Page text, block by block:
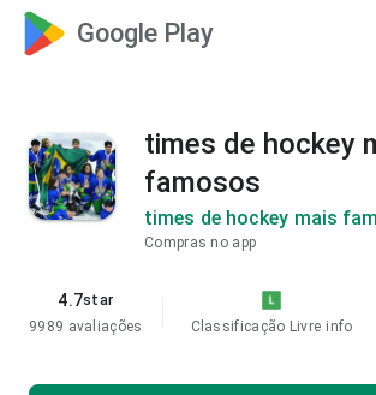
Google Play
times de hockey
famosos
times de hockey mais
Compras no app
4.7star
9989 avaliações
Classificação Livre info